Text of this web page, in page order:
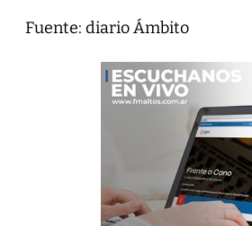
Fuente: diario Ámbito